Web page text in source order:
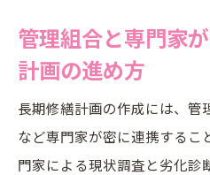
管理組合と専門家
計画の進め方
長期修繕計画の作成には、管
など専門家が密に連携するこ
門家による現状調査と劣化診